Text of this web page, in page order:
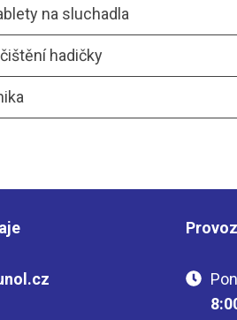
na sluchadla
hadičky